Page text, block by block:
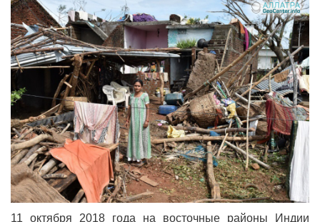
11 октября 2018 года на восточные районы Индии